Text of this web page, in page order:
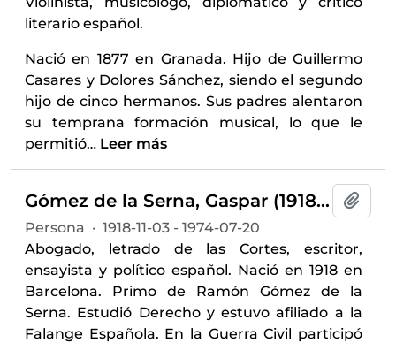
literario español.
Nació en 1877 en Granada. Hijo de Guillermo
Casares y Dolores Sánchez, siendo el segundo
hijo de cinco hermanos. Sus padres alentaron
su temprana formación musical, lo que le
permitió… Leer más
Gómez de la Serna, Gaspar (1918-1974)
Persona · 1918-11-03 - 1974-07-20
Abogado, letrado de las Cortes, escritor,
ensayista y político español. Nació en 1918 en
Barcelona. Primo de Ramón Gómez de la
Serna. Estudió Derecho y estuvo afiliado a la
Falange Española. En la Guerra Civil participó